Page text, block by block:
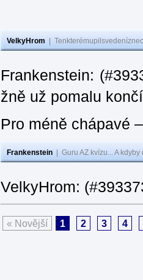
VelkyHrom
Frankenstein:
žně už pomalu
Pro méně chápavé
Frankenstein Guru AZ kvízu... A
VelkyHrom:
« Novější 1 2 3 4